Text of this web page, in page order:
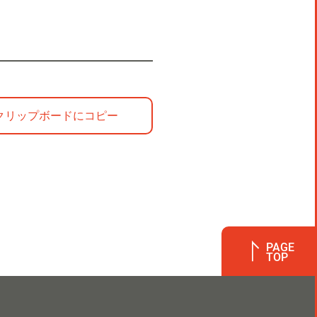
リップボードにコピー
PAGE
TOP